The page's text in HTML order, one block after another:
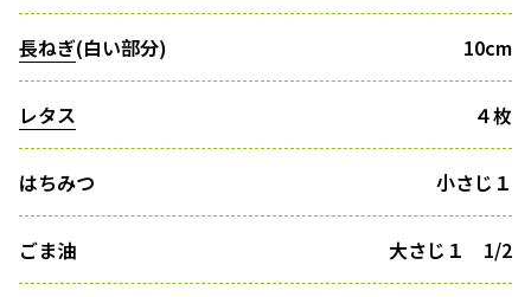
長ねぎ(白い部分) 10cm
レタス ４枚
はちみつ 小さじ１
ごま油 大さじ１ 1/2